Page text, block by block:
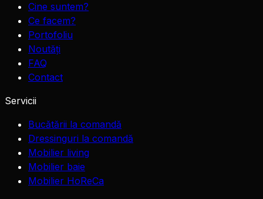
Cine suntem?
Ce facem?
Portofoliu
Noutăți
FAQ
Contact
Servicii
Bucătării la comandă
Dressinguri la comandă
Mobilier living
Mobilier baie
Mobilier HoReCa